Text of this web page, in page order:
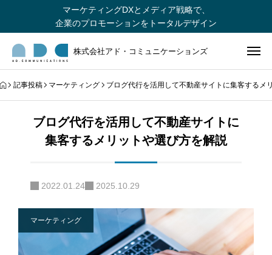
マーケティングDXとメディア戦略で、
企業のプロモーションをトータルデザイン
株式会社アド・コミュニケーションズ
記事投稿 マーケティング ブログ代行を活用して不動産サイトに集客するメ
ブログ代行を活用して不動産サイトに
集客するメリットや選び方を解説
2022.01.24 2025.10.29
マーケティング